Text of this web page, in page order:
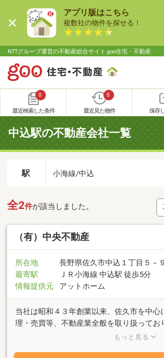
アプリ版はこちら
複数社の物件を探せる！
NTTグループ運営の不動産総合サイト goo住宅・不動産
0
最近検索した条件
0
最近見た物件 保存
中込駅の不動産会社一覧
駅 小海線/中込
全2件が該当しました。
（有）中央不動産
所在地
長野県佐久市中込１丁目５－９
最寄駅
ＪＲ小海線 中込駅 徒歩5分
情報提供元
アットホーム
当社は昭和４３年創業以来、佐久市を中心
理・売買等、不動産業全般を取り扱ってお
向き合う事をモットーに長年多くの個人・
もっと見る